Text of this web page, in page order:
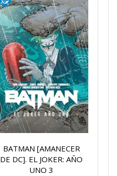
BATMAN [AMANECER
DE DC]. EL JOKER: AÑO
UNO 3